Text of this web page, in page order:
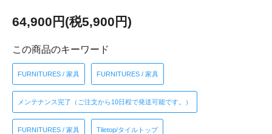
64,900円(税5,900円)
この商品のキーワード
FURNITURES / 家具 FURNITURES / 家具
メンテナンス完了（ご注文から10日程で発送可能です。）
FURNITURES / 家具 Tiletop/タイルトップ